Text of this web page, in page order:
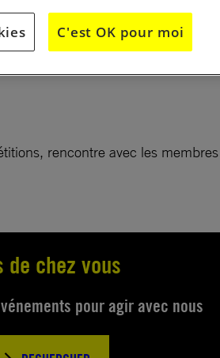
rencontre avec les
de chez vous
pour agir avec nous
C'est OK pour moi